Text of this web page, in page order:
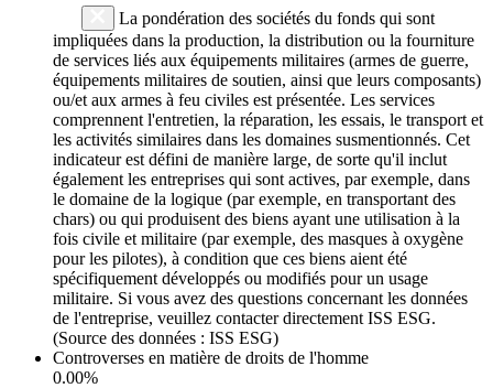
La pondération des sociétés du fonds qui sont
impliquées dans la production, la distribution ou la fourniture
de services liés aux équipements militaires (armes de guerre,
équipements militaires de soutien, ainsi que leurs composants)
ou/et aux armes à feu civiles est présentée. Les services
comprennent l'entretien, la réparation, les essais, le transport et
les activités similaires dans les domaines susmentionnés. Cet
indicateur est défini de manière large, de sorte qu'il inclut
également les entreprises qui sont actives, par exemple, dans
le domaine de la logique (par exemple, en transportant des
chars) ou qui produisent des biens ayant une utilisation à la
fois civile et militaire (par exemple, des masques à oxygène
pour les pilotes), à condition que ces biens aient été
spécifiquement développés ou modifiés pour un usage
militaire. Si vous avez des questions concernant les données
de l'entreprise, veuillez contacter directement ISS ESG.
(Source des données : ISS ESG)
Controverses en matière de droits de l'homme
0.00%